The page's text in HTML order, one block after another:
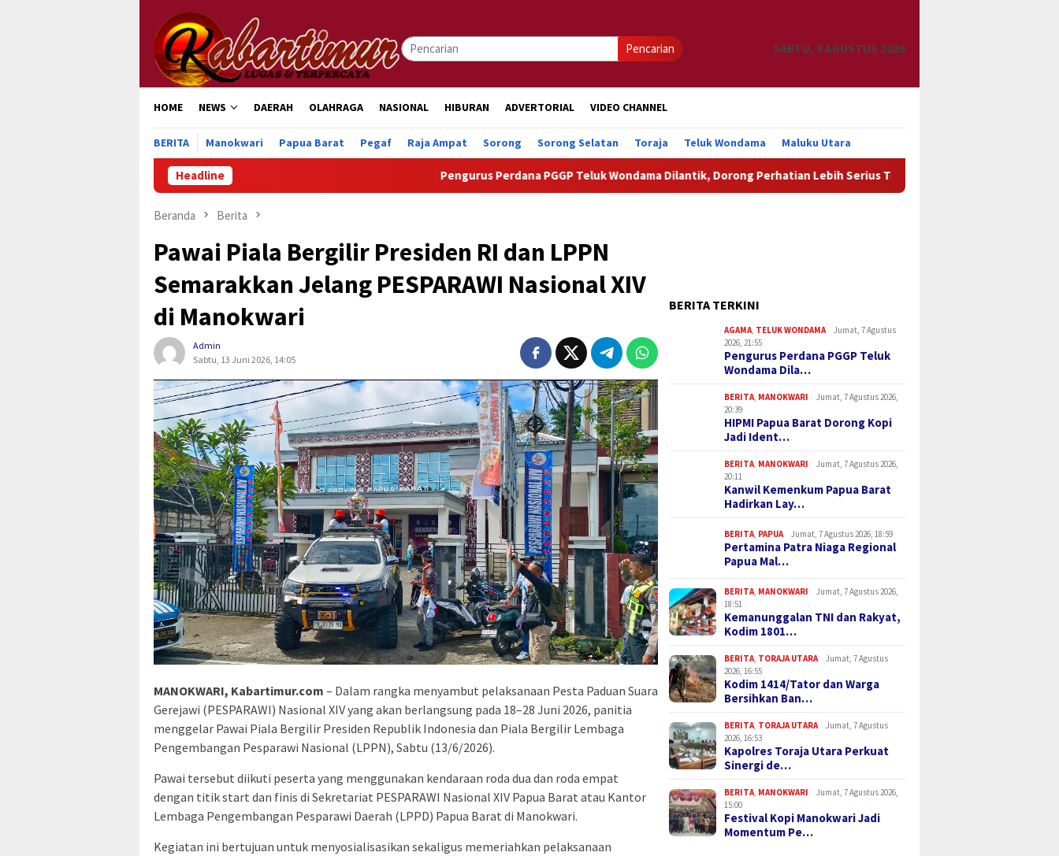
konten
Pencarian SABTU, 8 AGUSTUS 2026
HOME NEWS DAERAH OLAHRAGA NASIONAL HIBURAN ADVERTORIAL VIDEO CHANNEL
BERITA Manokwari Papua Barat Pegaf Raja Ampat Sorong Sorong Selatan Toraja Teluk Wondama Maluku Utara
Headline Pengurus Perdana PGGP Teluk Wondama Dilantik, Dorong Perhatian Lebih Serius Terhadap Isu Aktual Papua
Beranda Berita
Pawai Piala Bergilir Presiden RI dan LPPN
Semarakkan Jelang PESPARAWI Nasional XIV
di Manokwari
Admin
Sabtu, 13 Juni 2026, 14:05
MANOKWARI, Kabartimur.com – Dalam rangka menyambut pelaksanaan Pesta Paduan Suara
Gerejawi (PESPARAWI) Nasional XIV yang akan berlangsung pada 18–28 Juni 2026, panitia
menggelar Pawai Piala Bergilir Presiden Republik Indonesia dan Piala Bergilir Lembaga
Pengembangan Pesparawi Nasional (LPPN), Sabtu (13/6/2026).
Pawai tersebut diikuti peserta yang menggunakan kendaraan roda dua dan roda empat
dengan titik start dan finis di Sekretariat PESPARAWI Nasional XIV Papua Barat atau Kantor
Lembaga Pengembangan Pesparawi Daerah (LPPD) Papua Barat di Manokwari.
Kegiatan ini bertujuan untuk menyosialisasikan sekaligus memeriahkan pelaksanaan
BERITA TERKINI
AGAMA, TELUK WONDAMA
Jumat, 7 Agustus
2026, 21:55
Pengurus Perdana PGGP Teluk
Wondama Dila…
BERITA, MANOKWARI
Jumat, 7 Agustus 2026,
20:39
HIPMI Papua Barat Dorong Kopi
Jadi Ident…
BERITA, MANOKWARI
Jumat, 7 Agustus 2026,
20:11
Kanwil Kemenkum Papua Barat
Hadirkan Lay…
BERITA, PAPUA Jumat, 7 Agustus 2026, 18:59
Pertamina Patra Niaga Regional
Papua Mal…
BERITA, MANOKWARI
Jumat, 7 Agustus 2026,
18:51
Kemanunggalan TNI dan Rakyat,
Kodim 1801…
BERITA, TORAJA UTARA
Jumat, 7 Agustus
2026, 16:55
Kodim 1414/Tator dan Warga
Bersihkan Ban…
BERITA, TORAJA UTARA
Jumat, 7 Agustus
2026, 16:53
Kapolres Toraja Utara Perkuat
Sinergi de…
BERITA, MANOKWARI
Jumat, 7 Agustus 2026,
15:00
Festival Kopi Manokwari Jadi
Momentum Pe…